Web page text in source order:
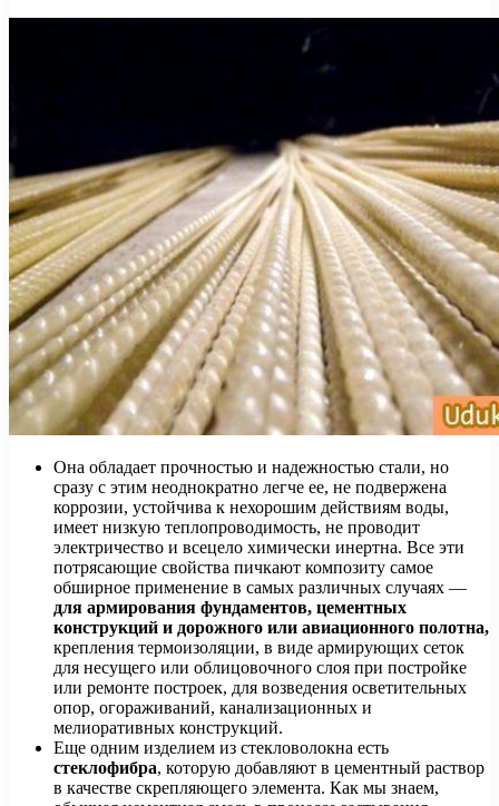
Она обладает прочностью и надежностью стали, но
сразу с этим неоднократно легче ее, не подвержена
коррозии, устойчива к нехорошим действиям воды,
имеет низкую теплопроводимость, не проводит
электричество и всецело химически инертна. Все эти
потрясающие свойства пичкают композиту самое
обширное применение в самых различных случаях —
для армирования фундаментов, цементных
конструкций и дорожного или авиационного полотна,
крепления термоизоляции, в виде армирующих сеток
для несущего или облицовочного слоя при постройке
или ремонте построек, для возведения осветительных
опор, огораживаний, канализационных и
мелиоративных конструкций.
Еще одним изделием из стекловолокна есть
стеклофибра, которую добавляют в цементный раствор
в качестве скрепляющего элемента. Как мы знаем,